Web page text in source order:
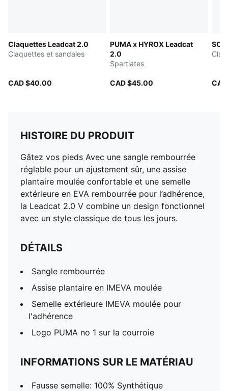
Claquettes Leadcat 2.0
Claquettes et sandales
CAD $40.00
PUMA x HYROX Leadcat
2.0
Spartiates
CAD $45.00
HISTOIRE DU PRODUIT
Gâtez vos pieds Avec une sangle rembourrée
réglable pour un ajustement sûr, une assise
plantaire moulée confortable et une semelle
extérieure en EVA rembourrée pour l’adhérence,
la Leadcat 2.0 V combine un design fonctionnel
avec un style classique de tous les jours.
DÉTAILS
Sangle rembourrée
Assise plantaire en IMEVA moulée
Semelle extérieure IMEVA moulée pour
l'adhérence
Logo PUMA no 1 sur la courroie
INFORMATIONS SUR LE MATÉRIAU
Fausse semelle: 100% Synthétique